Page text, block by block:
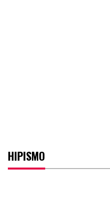
HIPISMO